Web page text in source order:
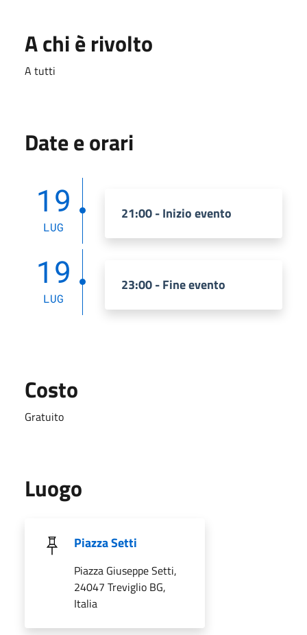
A chi è rivolto
A tutti
Date e orari
19
LUG
21:00 - Inizio evento
19
LUG
23:00 - Fine evento
Costo
Gratuito
Luogo
Piazza Setti
Piazza Giuseppe Setti,
24047 Treviglio BG,
Italia